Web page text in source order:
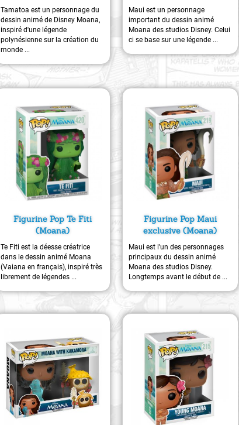
Tamatoa est un personnage du
dessin animé de Disney Moana,
inspiré d'une légende
polynésienne sur la création du
monde ...
Maui est un personnage
important du dessin animé
Moana des studios Disney. Celui
ci se base sur une légende ...
Figurine Pop Te Fiti
(Moana)
Te Fiti est la déesse créatrice
dans le dessin animé Moana
(Vaiana en français), inspiré très
librement de légendes ...
Figurine Pop Maui
exclusive (Moana)
Maui est l’un des personnages
principaux du dessin animé
Moana des studios Disney.
Longtemps avant le début de ...